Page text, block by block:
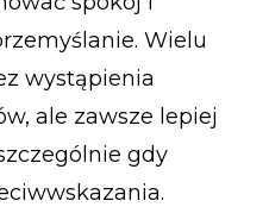
Wielu
wystąpienia
ale zawsze lepiej
gdy